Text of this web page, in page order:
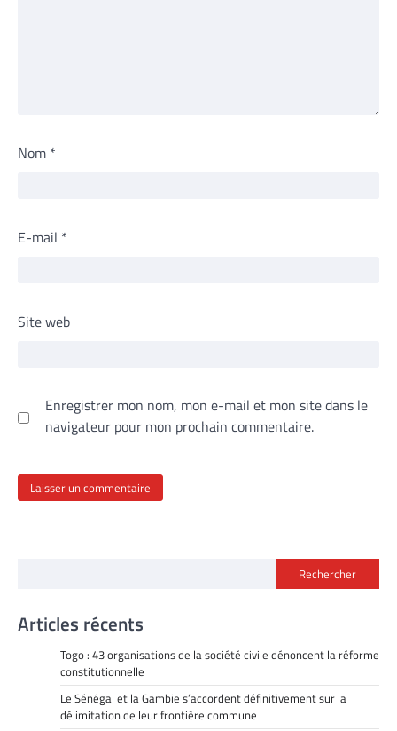
Nom *
E-mail *
Site web
Enregistrer mon nom, mon e-mail et mon site dans le
navigateur pour mon prochain commentaire.
Rechercher
Articles récents
Togo : 43 organisations de la société civile dénoncent la réforme
constitutionnelle
Le Sénégal et la Gambie s’accordent définitivement sur la
délimitation de leur frontière commune